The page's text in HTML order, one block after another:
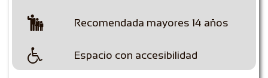
 Recomendada mayores 14 años
 Espacio con accesibilidad